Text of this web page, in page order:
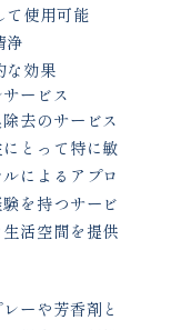
て使用可能
浄
な効果
ービス
去のサービス
とって特に敏
によるアプロ
を持つサービ
活空間を提供
ーや芳香剤と